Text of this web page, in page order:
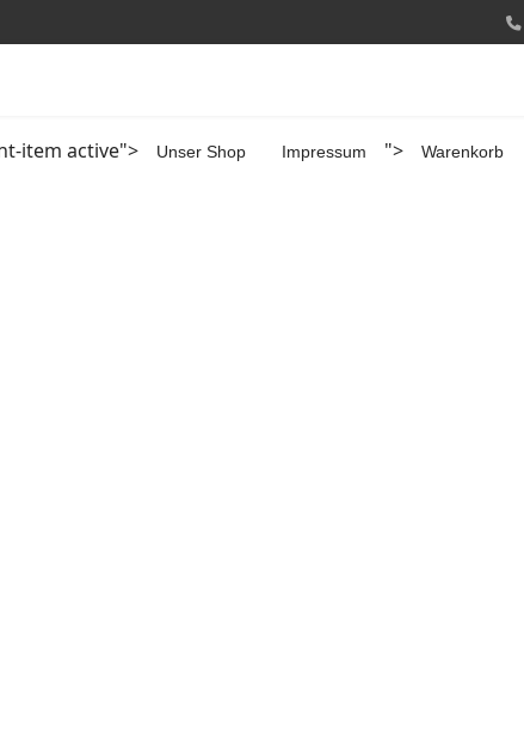
item active"> Unser Shop Impressum "> Warenkorb